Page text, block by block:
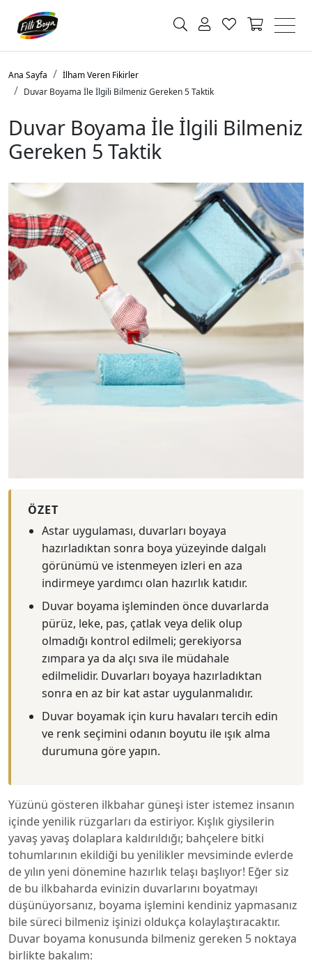
Ana Sayfa
İlham Veren Fikirler
Duvar Boyama İle İlgili Bilmeniz Gereken 5 Taktik
Duvar Boyama İle İlgili Bilmeniz
Gereken 5 Taktik
ÖZET
Astar uygulaması, duvarları boyaya
hazırladıktan sonra boya yüzeyinde dalgalı
görünümü ve istenmeyen izleri en aza
indirmeye yardımcı olan hazırlık katıdır.
Duvar boyama işleminden önce duvarlarda
pürüz, leke, pas, çatlak veya delik olup
olmadığı kontrol edilmeli; gerekiyorsa
zımpara ya da alçı sıva ile müdahale
edilmelidir. Duvarları boyaya hazırladıktan
sonra en az bir kat astar uygulanmalıdır.
Duvar boyamak için kuru havaları tercih edin
ve renk seçimini odanın boyutu ile ışık alma
durumuna göre yapın.
Yüzünü gösteren ilkbahar güneşi ister istemez insanın
içinde yenilik rüzgarları da estiriyor. Kışlık giysilerin
yavaş yavaş dolaplara kaldırıldığı; bahçelere bitki
tohumlarının ekildiği bu yenilikler mevsiminde evlerde
de yılın yeni dönemine hazırlık telaşı başlıyor! Eğer siz
de bu ilkbaharda evinizin duvarlarını boyatmayı
düşünüyorsanız, boyama işlemini kendiniz yapmasanız
bile süreci bilmeniz işinizi oldukça kolaylaştıracaktır.
Duvar boyama konusunda bilmeniz gereken 5 noktaya
birlikte bakalım: